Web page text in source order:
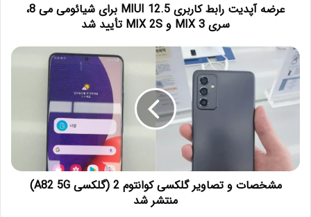
عرضه آپدیت رابط کاربری MIUI 12.5 برای شیائومی می 8،
سری MIX 3 و MIX 2S تأیید شد
مشخصات و تصاویر گلکسی کوانتوم 2 (گلکسی A82 5G)
منتشر شد